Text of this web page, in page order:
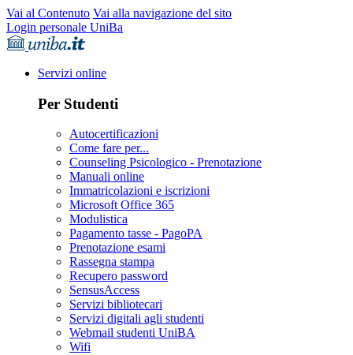
Vai al Contenuto Vai alla navigazione del sito
Login personale UniBa
Servizi online
Per Studenti
Autocertificazioni
Come fare per...
Counseling Psicologico - Prenotazione
Manuali online
Immatricolazioni e iscrizioni
Microsoft Office 365
Modulistica
Pagamento tasse - PagoPA
Prenotazione esami
Rassegna stampa
Recupero password
SensusAccess
Servizi bibliotecari
Servizi digitali agli studenti
Webmail studenti UniBA
Wifi